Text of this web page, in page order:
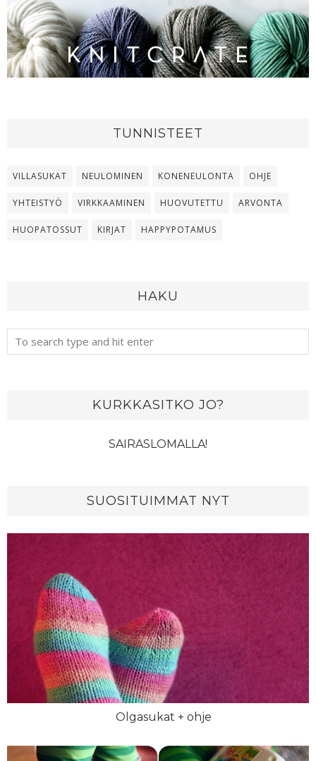
TUNNISTEET
VILLASUKAT NEULOMINEN KONENEULONTA OHJE
YHTEISTYÖ VIRKKAAMINEN HUOVUTETTU ARVONTA
HUOPATOSSUT KIRJAT HAPPYPOTAMUS
HAKU
KURKKASITKO JO?
SAIRASLOMALLA!
SUOSITUIMMAT NYT
Olgasukat + ohje